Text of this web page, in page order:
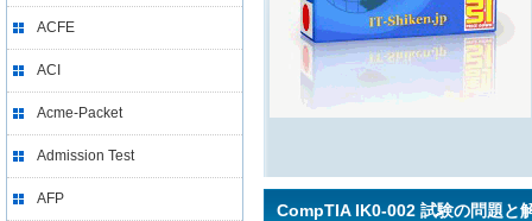
ACFE
ACI
Acme-Packet
Admission Test
AFP
CompTIA IK0-002 試験の問題と